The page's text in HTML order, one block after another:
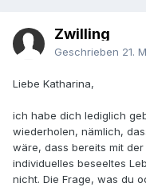
Zwilling
Geschrieben 21.
Liebe Katharina,
ich habe dich lediglich
wiederholen, nämlich,
wäre, dass bereits mit
individuelles beseeltes
nicht. Die Frage, was du